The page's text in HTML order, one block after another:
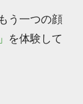
う一つの顔
を体験して